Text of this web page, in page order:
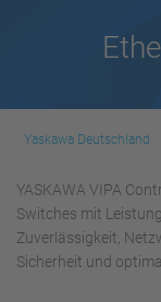
Yaskawa Deutschland
YASKAWA VIPA
Switches mit
Zuverlässigkeit,
Sicherheit und